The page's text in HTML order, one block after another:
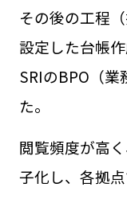
その後の工程
設定した台帳
SRIのBPO（
た。
閲覧頻度が高
子化し、各拠